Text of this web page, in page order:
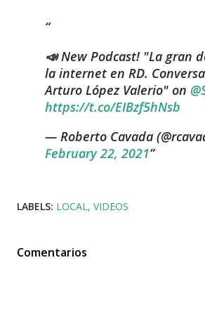
📣 New Podcast! "La gran
la internet en RD.
Arturo López Valerio" on
https://t.co/EIBzf5hNsb
— Roberto Cavada
February 22, 2021
LABELS: LOCAL VIDEOS
Comentarios